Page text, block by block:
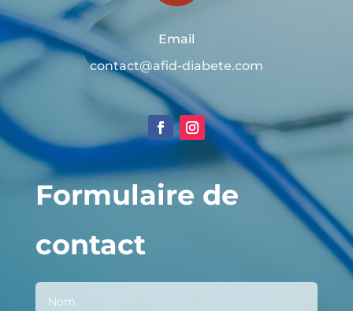
Email
contact@afid-diabete.com
Formulaire de
contact